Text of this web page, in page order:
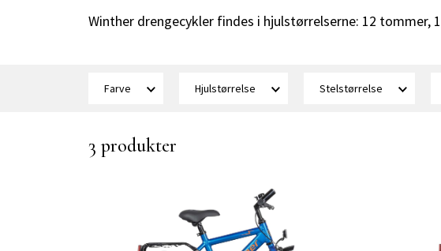
Winther drengecykler findes i hjulstørrelserne: 12
Farve Hjulstørrelse Stelstørrelse
3 produkter